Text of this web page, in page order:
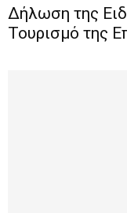
Δήλωση της
Τουρισμό της